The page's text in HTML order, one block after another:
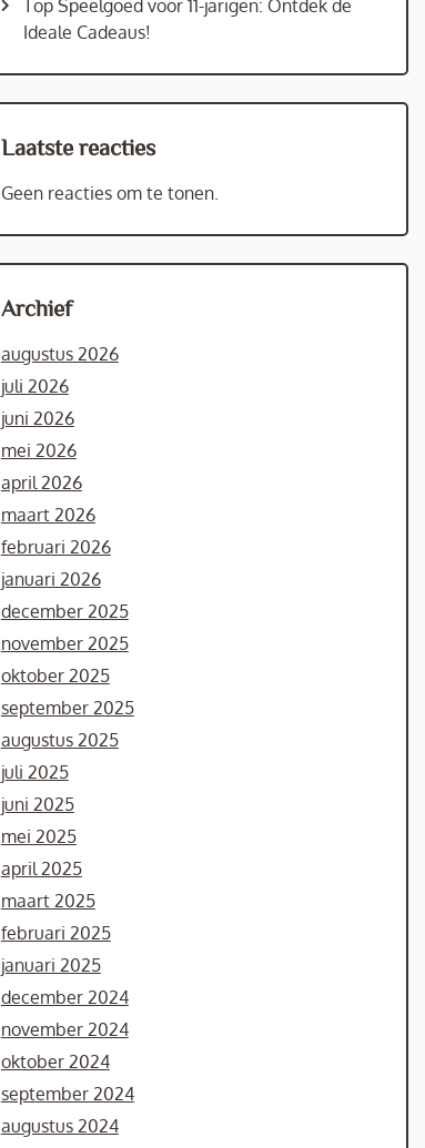
Top Speelgoed voor 11-jarigen: Ontdek de
Ideale Cadeaus!
Laatste reacties
Geen reacties om te tonen.
Archief
augustus 2026
juli 2026
juni 2026
mei 2026
april 2026
maart 2026
februari 2026
januari 2026
december 2025
november 2025
oktober 2025
september 2025
augustus 2025
juli 2025
juni 2025
mei 2025
april 2025
maart 2025
februari 2025
januari 2025
december 2024
november 2024
oktober 2024
september 2024
augustus 2024